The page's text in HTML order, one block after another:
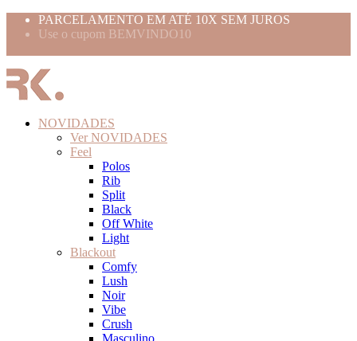
PARCELAMENTO EM ATÉ 10X SEM JUROS
Use o cupom BEMVINDO10
NOVIDADES
Ver NOVIDADES
Feel
Polos
Rib
Split
Black
Off White
Light
Blackout
Comfy
Lush
Noir
Vibe
Crush
Masculino